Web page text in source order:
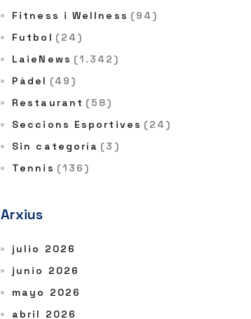
Fitness i Wellness (94)
Futbol (24)
LaieNews (1.342)
Pàdel (49)
Restaurant (58)
Seccions Esportives (24)
Sin categoría (3)
Tennis (136)
Arxius
julio 2026
junio 2026
mayo 2026
abril 2026